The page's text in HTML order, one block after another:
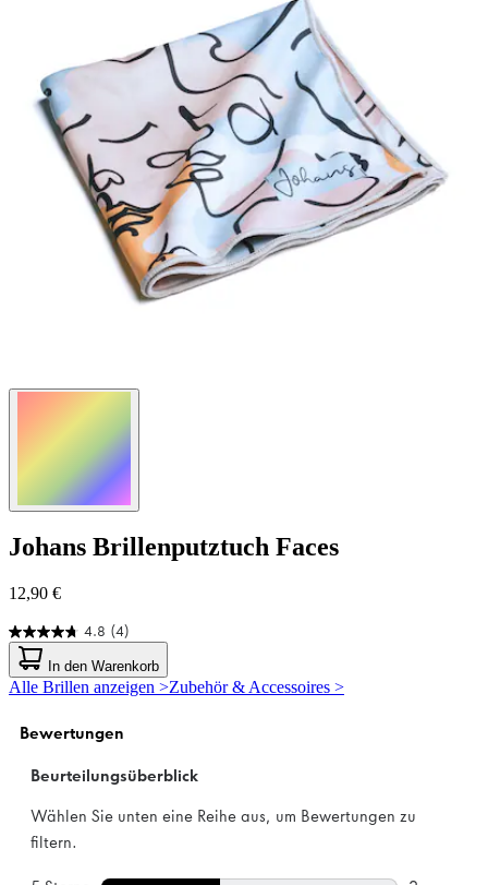
Johans Brillenputztuch Faces
12,90 €
4.8 (4)
4.8
von
5
Sternen.
Bewertungen
In den Warenkorb
Alle Brillen anzeigen >Zubehör & Accessoires >